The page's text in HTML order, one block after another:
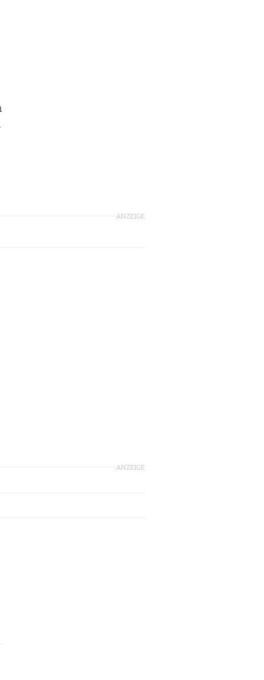
ANZEIGE
ANZEIGE